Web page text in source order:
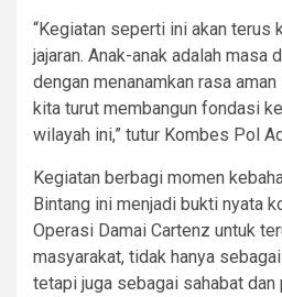
“Kegiatan seperti ini akan terus
jajaran. Anak-anak adalah masa
dengan menanamkan rasa
kita turut membangun fondasi
wilayah ini,” tutur Kombes Pol
Kegiatan berbagi momen
Bintang ini menjadi bukti nyata
Operasi Damai Cartenz untuk
masyarakat, tidak hanya
tetapi juga sebagai sahabat